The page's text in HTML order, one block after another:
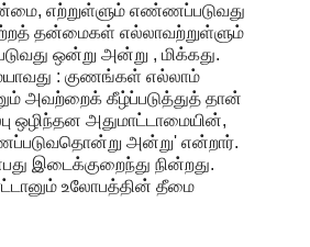
எற்றுள்ளும் எண்ணப்படுவது
தன்மைகள் எல்லாவற்றுள்ளும்
ஒன்று அன்று , மிக்கது.
: குணங்கள் எல்லாம்
அவற்றைக் கீழ்ப்படுத்துத் தான்
ஒழிந்தன அதுமாட்டாமையின்,
அன்று' என்றார்.
இடைக்குறைந்து நின்றது.
உலோபத்தின் தீமை